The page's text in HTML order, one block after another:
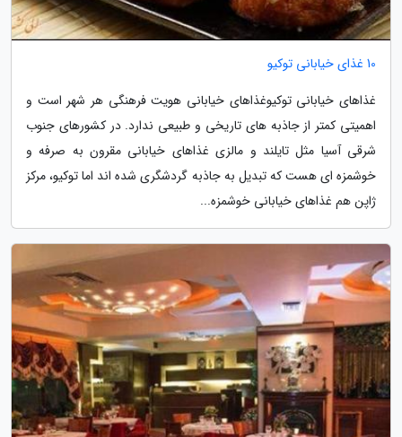
10 غذای خیابانی توکیو
غذاهای خیابانی توکیوغذاهای خیابانی هویت فرهنگی هر شهر است و
اهمیتی کمتر از جاذبه های تاریخی و طبیعی ندارد. در کشورهای جنوب
شرقی آسیا مثل تایلند و مالزی غذاهای خیابانی مقرون به صرفه و
خوشمزه ای هست که تبدیل به جاذبه گردشگری شده اند اما توکیو، مرکز
ژاپن هم غذاهای خیابانی خوشمزه...